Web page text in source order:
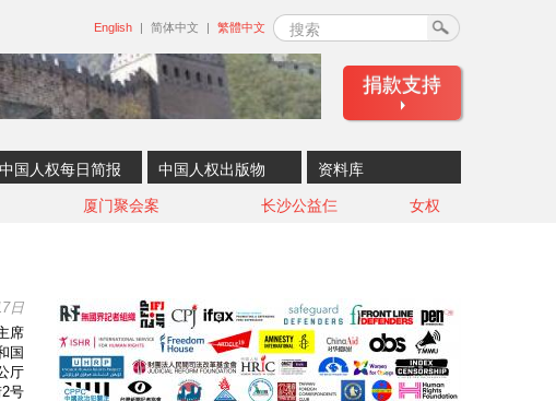
搜索
English 简体中文 繁體中文
捐款支持
中国人权每日简报 中国人权出版物 资料库
厦门聚会案 长沙公益仨 女权
日
席
国
厅
号